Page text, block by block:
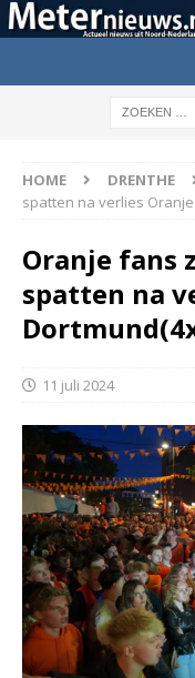
HOME DRENTHE
spatten na verlies
Oranje fans
spatten na
11 juli 2024